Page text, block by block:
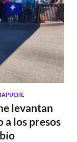
levantan
a los presos